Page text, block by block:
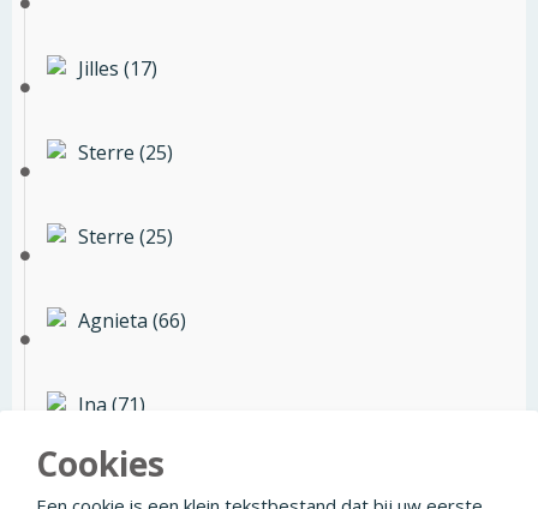
Jilles (17)
Sterre (25)
Sterre (25)
Agnieta (66)
Ina (71)
Cookies